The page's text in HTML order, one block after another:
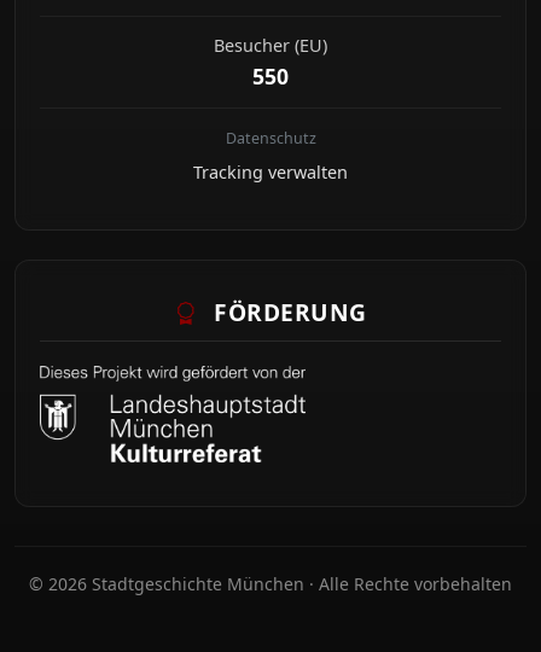
Besucher (EU)
550
Datenschutz
Tracking verwalten
FÖRDERUNG
© 2026 Stadtgeschichte München · Alle Rechte vorbehalten